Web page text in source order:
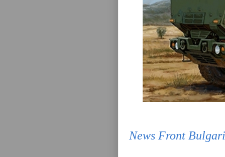
News Front